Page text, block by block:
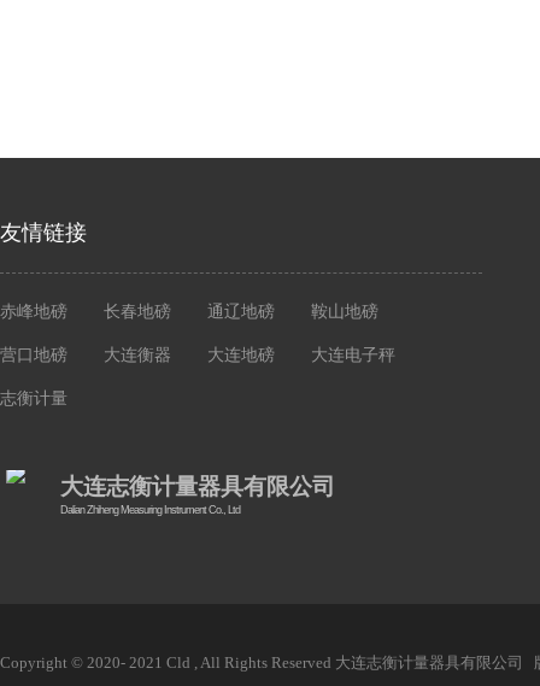
大连志衡计量器具有限公司
Dalian Zhiheng Measuring Instrument Co., Ltd
Copyright © 2020- 2021 Cld , All Rights Reserved 大连志衡计量器具有限公司
赤峰地磅 长春地磅 通辽地磅 鞍山地磅
营口地磅 大连衡器 大连地磅 大连电子秤
志衡计量
友情链接